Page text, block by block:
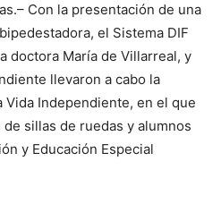
Con la presentación de una
el Sistema DIF
doctora María de Villarreal, y
llevaron a cabo la
Vida Independiente, en el que
sillas de ruedas y alumnos
y Educación Especial